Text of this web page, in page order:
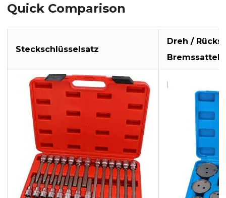
Quick Comparison
Steckschlüsselsatz
Dreh /